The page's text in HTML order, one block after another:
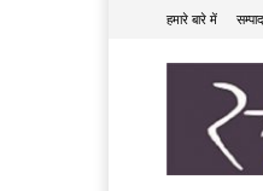
हमारे बारे में